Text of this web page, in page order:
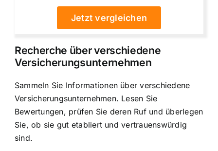
Jetzt vergleichen
Recherche über verschiedene
Versicherungsunternehmen
Sammeln Sie Informationen über verschiedene
Versicherungsunternehmen. Lesen Sie
Bewertungen, prüfen Sie deren Ruf und überlegen
Sie, ob sie gut etabliert und vertrauenswürdig
sind.